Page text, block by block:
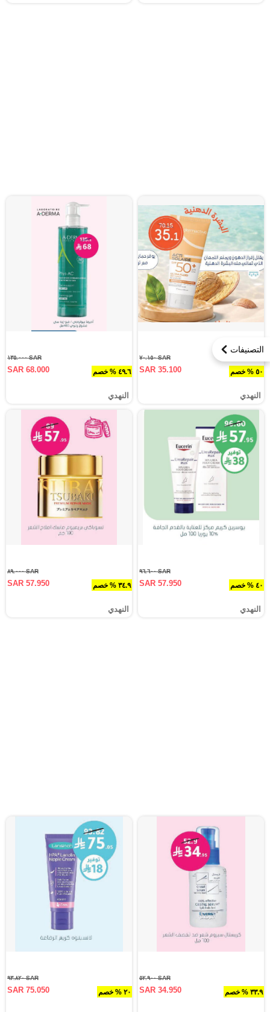
التصنيفات
٥٠ % خصم
SAR ٧٠.١٥٠
SAR 35.100
النهدي
٤٩.٦ % خصم
SAR ١٣٥.٠٠٠
SAR 68.000
النهدي
٤٠ % خصم
SAR ٩٦.٦٠٠
SAR 57.950
النهدي
٣٤.٩ % خصم
SAR ٨٩.٠٠٠
SAR 57.950
النهدي
٣٣.٩ % خصم
SAR ٥٢.٩٠٠
SAR 34.950 ٢٠ % خصم
SAR ٩٣.٨٢٠
SAR 75.050